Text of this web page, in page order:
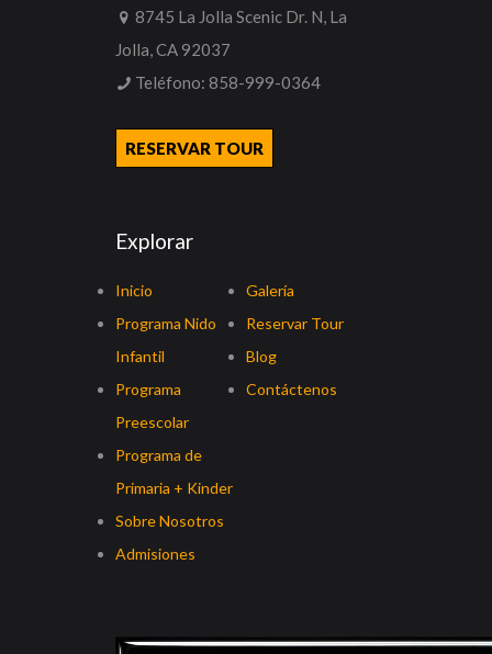
8745 La Jolla Scenic Dr. N, La
Jolla, CA 92037
Teléfono: 858-999-0364
RESERVAR TOUR
Explorar
Inicio
Programa Nido
Infantil
Programa
Preescolar
Programa de
Primaria + Kinder
Sobre Nosotros
Admisiones
Galería
Reservar Tour
Blog
Contáctenos